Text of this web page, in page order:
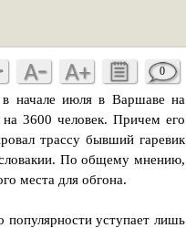
0
начале июля в Варшаве на
на 3600 человек. Причем его
трассу бывший гаревик
По общему мнению,
места для обгона.
уступает лишь